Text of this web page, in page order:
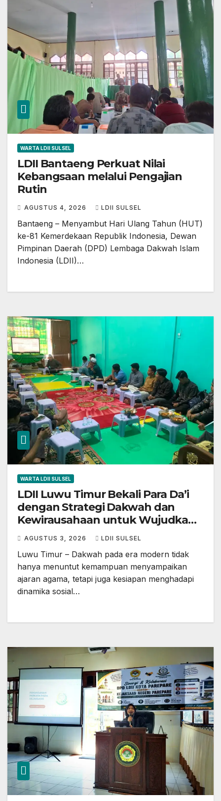
WARTA LDII SULSEL
LDII Bantaeng Perkuat Nilai
Kebangsaan melalui Pengajian
Rutin
AGUSTUS 4, 2026 LDII SULSEL
Bantaeng – Menyambut Hari Ulang Tahun (HUT)
ke-81 Kemerdekaan Republik Indonesia, Dewan
Pimpinan Daerah (DPD) Lembaga Dakwah Islam
Indonesia (LDII)…
WARTA LDII SULSEL
LDII Luwu Timur Bekali Para Da’i
dengan Strategi Dakwah dan
Kewirausahaan untuk Wujudkan
Kemandirian
AGUSTUS 3, 2026 LDII SULSEL
Luwu Timur – Dakwah pada era modern tidak
hanya menuntut kemampuan menyampaikan
ajaran agama, tetapi juga kesiapan menghadapi
dinamika sosial…